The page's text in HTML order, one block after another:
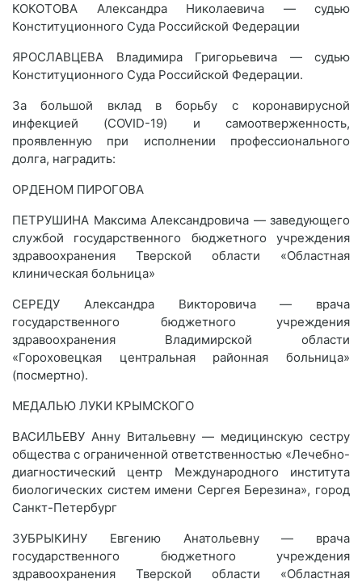
КОКОТОВА Александра Николаевича — судью
Конституционного Суда Российской Федерации
ЯРОСЛАВЦЕВА Владимира Григорьевича — судью
Конституционного Суда Российской Федерации.
За большой вклад в борьбу с коронавирусной
инфекцией (COVID-19) и самоотверженность,
проявленную при исполнении профессионального
долга, наградить:
ОРДЕНОМ ПИРОГОВА
ПЕТРУШИНА Максима Александровича — заведующего
службой государственного бюджетного учреждения
здравоохранения Тверской области «Областная
клиническая больница»
СЕРЕДУ Александра Викторовича — врача
государственного бюджетного учреждения
здравоохранения Владимирской области
«Гороховецкая центральная районная больница»
(посмертно).
МЕДАЛЬЮ ЛУКИ КРЫМСКОГО
ВАСИЛЬЕВУ Анну Витальевну — медицинскую сестру
общества с ограниченной ответственностью «Лечебно-
диагностический центр Международного института
биологических систем имени Сергея Березина», город
Санкт-Петербург
ЗУБРЫКИНУ Евгению Анатольевну — врача
государственного бюджетного учреждения
здравоохранения Тверской области «Областная